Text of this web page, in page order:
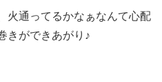
火通ってるかなぁなんて心配
きができあがり♪